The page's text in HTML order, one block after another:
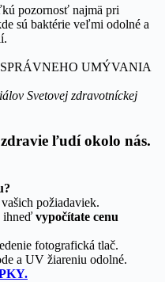
pozornosť najmä pri
sú baktérie veľmi odolné a
UMÝVANIA
Svetovej zdravotníckej
ľudí okolo nás.
požiadaviek.
ihneď vypočítate cenu
fotografická tlač.
a UV žiareniu odolné.